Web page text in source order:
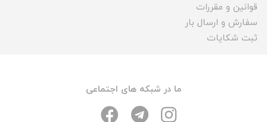
قوانین و مقررات
سفارش و ارسال بار
ثبت شکایات
ما در شبکه های اجتماعی